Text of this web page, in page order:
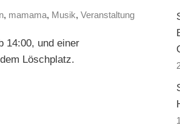
, mamama, Musik,Veranstaltung
14:00, und einer
Löschplatz.